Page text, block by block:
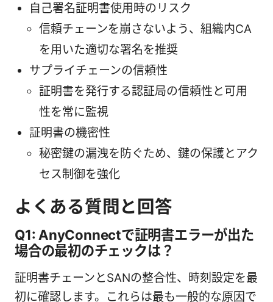
自己署名証明書使用時のリスク
信頼チェーンを崩さないよう、組織内CA
を用いた適切な署名を推奨
サプライチェーンの信頼性
証明書を発行する認証局の信頼性と可用
性を常に監視
証明書の機密性
秘密鍵の漏洩を防ぐため、鍵の保護とアク
セス制御を強化
よくある質問と回答
Q1: AnyConnectで証明書エラーが出た
場合の最初のチェックは？
証明書チェーンとSANの整合性、時刻設定を最
初に確認します。これらは最も一般的な原因で